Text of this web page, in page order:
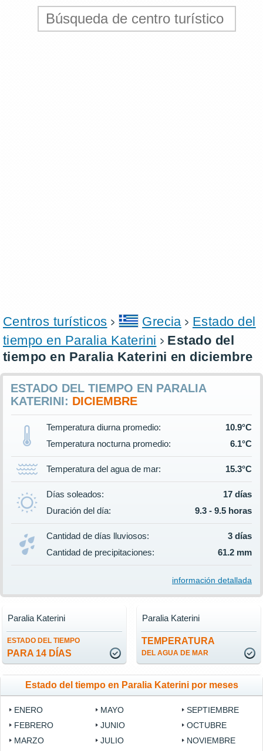
Centros turísticos Grecia
Estado del
tiempo en Paralia Katerini
Estado del
tiempo en Paralia Katerini en diciembre
ESTADO DEL TIEMPO EN PARALIA
KATERINI: DICIEMBRE
Temperatura diurna promedio:
10.9°C
Temperatura nocturna promedio:
6.1°C
Temperatura del agua de mar: 15.3°C
Días soleados:
17 días
Duración del día:
9.3 - 9.5 horas
Cantidad de días lluviosos:
3 días
Cantidad de precipitaciones:
61.2 mm
información detallada
ESTADO DEL TIEMPO
PARA 14 DÍAS
Paralia Katerini
TEMPERATURA
DEL AGUA DE MAR
Paralia Katerini
Estado del tiempo en Paralia Katerini por meses
ENERO
FEBRERO
MARZO
MAYO
JUNIO
JULIO
SEPTIEMBRE
OCTUBRE
NOVIEMBRE